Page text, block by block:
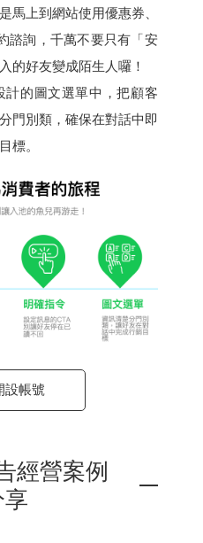
馬上到網站使用優惠券、
諮詢，千萬不要只有「安
的好友變成陌生人囉！
計的圖文選單中，把顧客
門別類，確保在對話中即
標。
設帳號
經營案例